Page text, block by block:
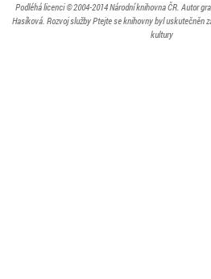
Podléhá licenci© 2004-2014Národní knihovna ČR. Autor
Hasíková. Rozvoj služby Ptejte se knihovny byl uskutečněn
kultury